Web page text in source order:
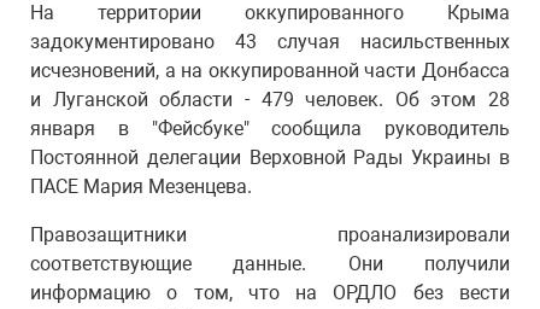
На территории оккупированного Крыма
задокументировано 43 случая насильственных
исчезновений, а на оккупированной части Донбасса
и Луганской области - 479 человек. Об этом 28
января в "Фейсбуке" сообщила руководитель
Постоянной делегации Верховной Рады Украины в
ПАСЕ Мария Мезенцева.
Правозащитники проанализировали
соответствующие данные. Они получили
информацию о том, что на ОРДЛО без вести